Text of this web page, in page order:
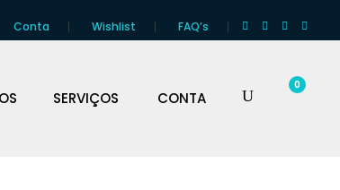
Conta Wishlist FAQ’s
SERVIÇOS CONTA
0